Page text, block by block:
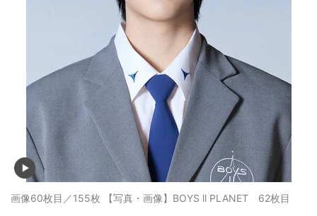
画像60枚目／155枚 【写真・画像】BOYS ll PLANET 62枚目